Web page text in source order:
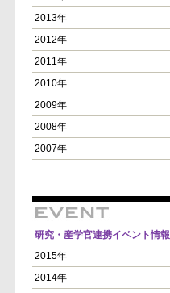
2013年
2012年
2011年
2010年
2009年
2008年
2007年
研究・産学官連携イベント情報
2015年
2014年